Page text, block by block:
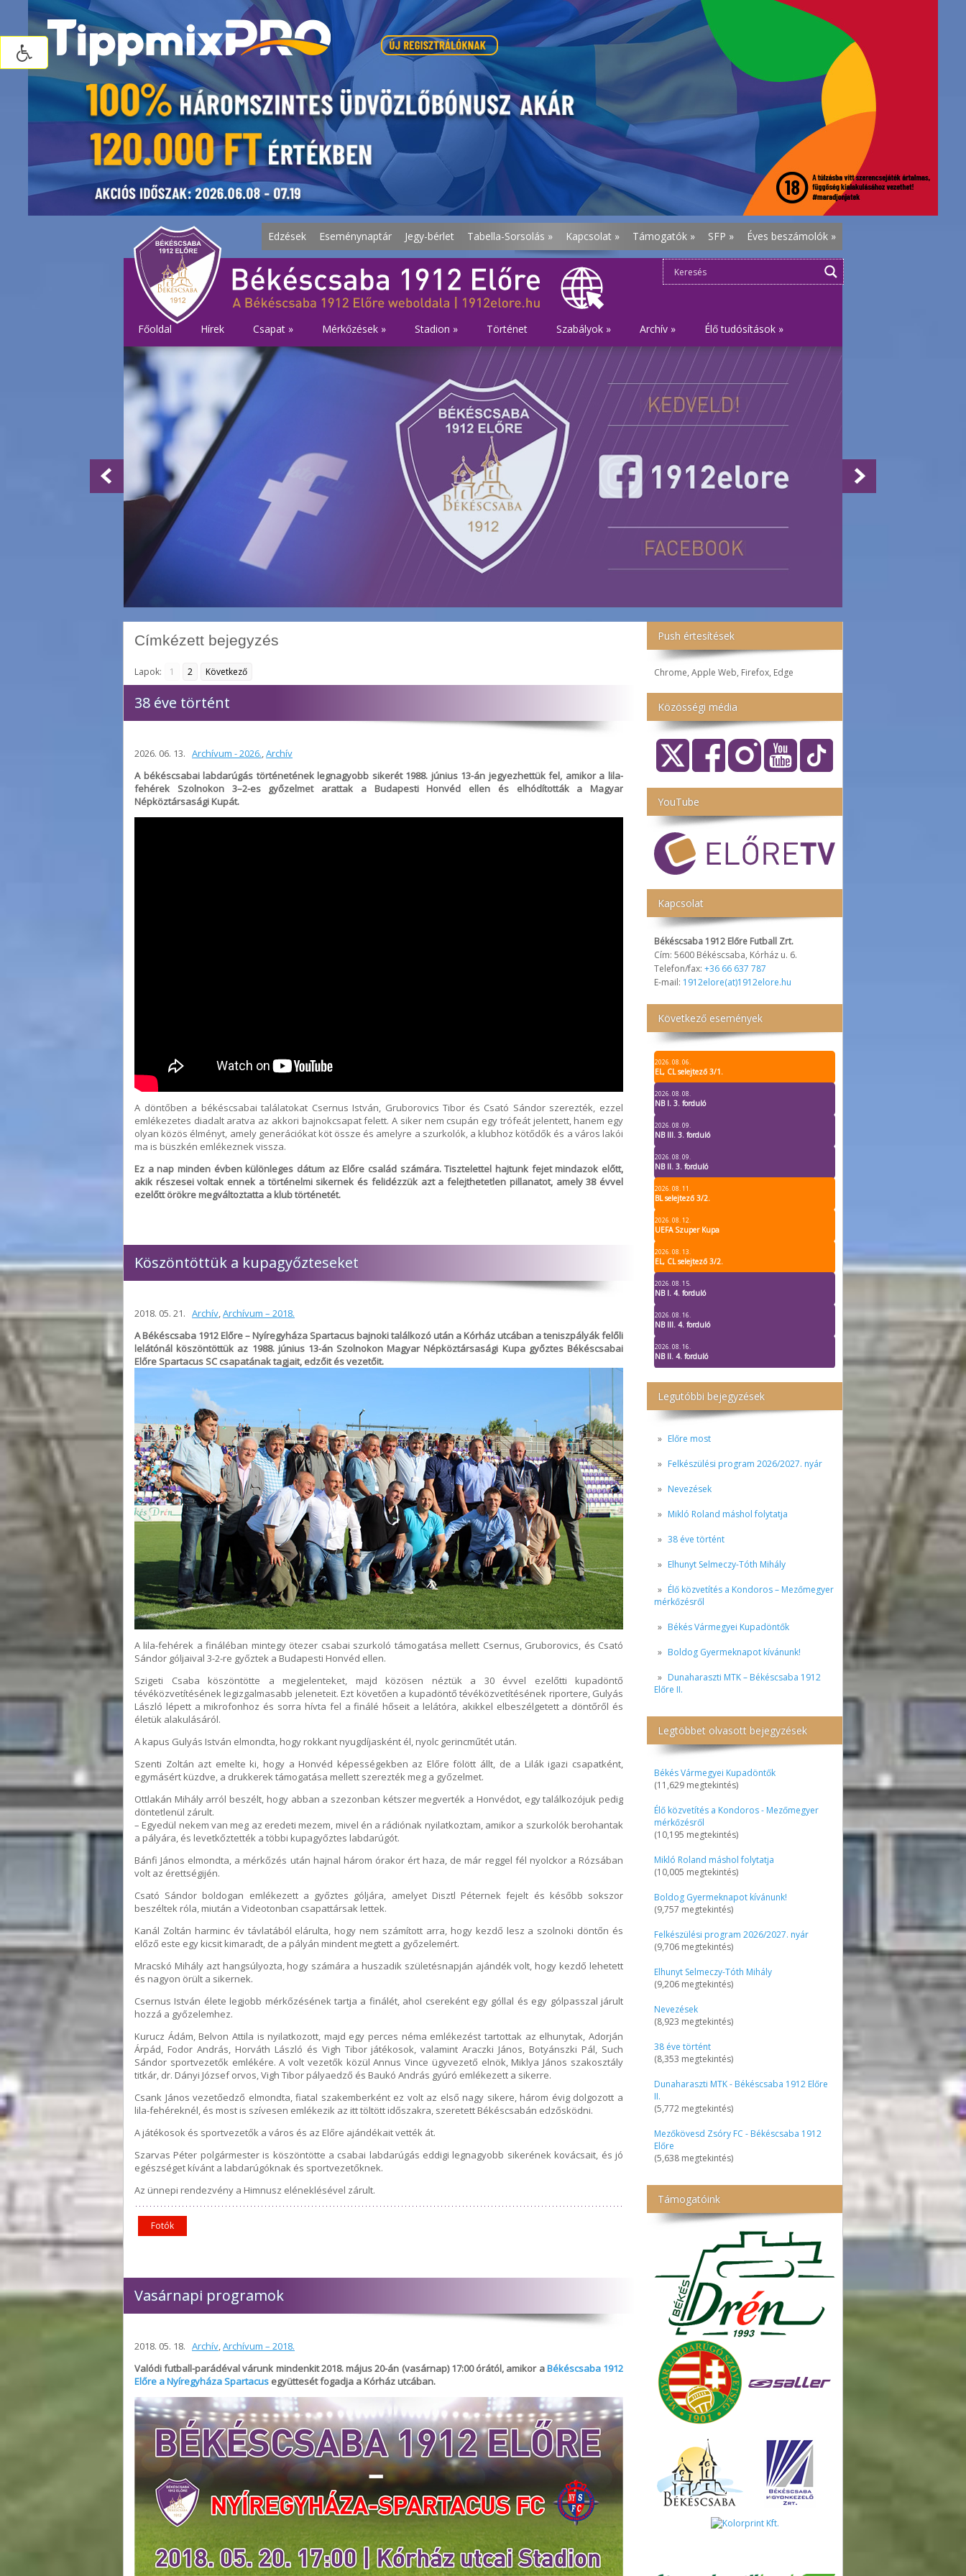
Edzések Eseménynaptár Jegy-bérlet Tabella-Sorsolás » Kapcsolat » Támogatók » SFP » Éves beszámolók »
Főoldal Hírek Csapat » Mérkőzések » Stadion » Történet Szabályok » Archív » Élő tudósítások »
Push értesítések
Chrome, Apple Web, Firefox, Edge
Közösségi média
YouTube
Kapcsolat
Békéscsaba 1912 Előre Futball Zrt.
Cím: 5600 Békéscsaba, Kórház u. 6.
Telefon/fax: +36 66 637 787
E-mail: 1912elore(at)1912elore.hu
Következő események
2026. 08. 06.
EL, CL selejtező 3/1.
2026. 08. 08.
NB I. 3. forduló
2026. 08. 09.
NB III. 3. forduló
2026. 08. 09.
NB II. 3. forduló
2026. 08. 11.
BL selejtező 3/2.
2026. 08. 12.
UEFA Szuper Kupa
2026. 08. 13.
EL, CL selejtező 3/2.
2026. 08. 15.
NB I. 4. forduló
2026. 08. 16.
NB III. 4. forduló
2026. 08. 16.
NB II. 4. forduló
Legutóbbi bejegyzések
Előre most
Felkészülési program 2026/2027. nyár
Nevezések
Mikló Roland máshol folytatja
38 éve történt
Elhunyt Selmeczy-Tóth Mihály
Élő közvetítés a Kondoros – Mezőmegyer
mérkőzésről
Békés Vármegyei Kupadöntők
Boldog Gyermeknapot kívánunk!
Dunaharaszti MTK – Békéscsaba 1912
Előre II.
Legtöbbet olvasott bejegyzések
Békés Vármegyei Kupadöntők
(11,629 megtekintés)
Élő közvetítés a Kondoros - Mezőmegyer
mérkőzésről
(10,195 megtekintés)
Mikló Roland máshol folytatja
(10,005 megtekintés)
Boldog Gyermeknapot kívánunk!
(9,757 megtekintés)
Felkészülési program 2026/2027. nyár
(9,706 megtekintés)
Elhunyt Selmeczy-Tóth Mihály
(9,206 megtekintés)
Nevezések
(8,923 megtekintés)
38 éve történt
(8,353 megtekintés)
Dunaharaszti MTK - Békéscsaba 1912 Előre
II.
(5,772 megtekintés)
Mezőkövesd Zsóry FC - Békéscsaba 1912
Előre
(5,638 megtekintés)
Támogatóink
Címkézett bejegyzés
Lapok: 1 2 Következő
38 éve történt
2026. 06. 13. Archívum - 2026.,Archív
A békéscsabai labdarúgás történetének legnagyobb sikerét 1988. június 13-án jegyezhettük fel, amikor a lila-
fehérek Szolnokon 3–2-es győzelmet arattak a Budapesti Honvéd ellen és elhódították a Magyar
Népköztársasági Kupát.
A döntőben a békéscsabai találatokat Csernus István, Gruborovics Tibor és Csató Sándor szerezték, ezzel
emlékezetes diadalt aratva az akkori bajnokcsapat felett. A siker nem csupán egy trófeát jelentett, hanem egy
olyan közös élményt, amely generációkat köt össze és amelyre a szurkolók, a klubhoz kötődők és a város lakói
ma is büszkén emlékeznek vissza.
Ez a nap minden évben különleges dátum az Előre család számára. Tisztelettel hajtunk fejet mindazok előtt,
akik részesei voltak ennek a történelmi sikernek és felidézzük azt a felejthetetlen pillanatot, amely 38 évvel
ezelőtt örökre megváltoztatta a klub történetét.
Köszöntöttük a kupagyőzteseket
2018. 05. 21. Archív,Archívum – 2018.
A Békéscsaba 1912 Előre – Nyíregyháza Spartacus bajnoki találkozó után a Kórház utcában a teniszpályák felőli
lelátónál köszöntöttük az 1988. június 13-án Szolnokon Magyar Népköztársasági Kupa győztes Békéscsabai
Előre Spartacus SC csapatának tagjait, edzőit és vezetőit.
A lila-fehérek a fináléban mintegy ötezer csabai szurkoló támogatása mellett Csernus, Gruborovics, és Csató
Sándor góljaival 3-2-re győztek a Budapesti Honvéd ellen.
Szigeti Csaba köszöntötte a megjelenteket, majd közösen néztük a 30 évvel ezelőtti kupadöntő
tévéközvetítésének legizgalmasabb jeleneteit. Ezt követően a kupadöntő tévéközvetítésének riportere, Gulyás
László lépett a mikrofonhoz és sorra hívta fel a finálé hőseit a lelátóra, akikkel elbeszélgetett a döntőről és
életük alakulásáról.
A kapus Gulyás István elmondta, hogy rokkant nyugdíjasként él, nyolc gerincműtét után.
Szenti Zoltán azt emelte ki, hogy a Honvéd képességekben az Előre fölött állt, de a Lilák igazi csapatként,
egymásért küzdve, a drukkerek támogatása mellett szerezték meg a győzelmet.
Ottlakán Mihály arról beszélt, hogy abban a szezonban kétszer megverték a Honvédot, egy találkozójuk pedig
döntetlenül zárult.
– Egyedül nekem van meg az eredeti mezem, mivel én a rádiónak nyilatkoztam, amikor a szurkolók berohantak
a pályára, és levetkőztették a többi kupagyőztes labdarúgót.
Bánfi János elmondta, a mérkőzés után hajnal három órakor ért haza, de már reggel fél nyolckor a Rózsában
volt az érettségijén.
Csató Sándor boldogan emlékezett a győztes góljára, amelyet Disztl Péternek fejelt és később sokszor
beszéltek róla, miután a Videotonban csapattársak lettek.
Kanál Zoltán harminc év távlatából elárulta, hogy nem számított arra, hogy kezdő lesz a szolnoki döntőn és
előző este egy kicsit kimaradt, de a pályán mindent megtett a győzelemért.
Mracskó Mihály azt hangsúlyozta, hogy számára a huszadik születésnapján ajándék volt, hogy kezdő lehetett
és nagyon örült a sikernek.
Csernus István élete legjobb mérkőzésének tartja a finálét, ahol csereként egy góllal és egy gólpasszal járult
hozzá a győzelemhez.
Kurucz Ádám, Belvon Attila is nyilatkozott, majd egy perces néma emlékezést tartottak az elhunytak, Adorján
Árpád, Fodor András, Horváth László és Vigh Tibor játékosok, valamint Araczki János, Botyánszki Pál, Such
Sándor sportvezetők emlékére. A volt vezetők közül Annus Vince ügyvezető elnök, Miklya János szakosztály
titkár, dr. Dányi József orvos, Vigh Tibor pályaedző és Baukó András gyúró emlékezett a sikerre.
Csank János vezetőedző elmondta, fiatal szakemberként ez volt az első nagy sikere, három évig dolgozott a
lila-fehéreknél, és most is szívesen emlékezik az itt töltött időszakra, szeretett Békéscsabán edzősködni.
A játékosok és sportvezetők a város és az Előre ajándékait vették át.
Szarvas Péter polgármester is köszöntötte a csabai labdarúgás eddigi legnagyobb sikerének kovácsait, és jó
egészséget kívánt a labdarúgóknak és sportvezetőknek.
Az ünnepi rendezvény a Himnusz eléneklésével zárult.
Fotók
Vasárnapi programok
2018. 05. 18. Archív,Archívum – 2018.
Valódi futball-parádéval várunk mindenkit 2018. május 20-án (vasárnap) 17:00 órától, amikor aBékéscsaba 1912
Előre a Nyíregyháza Spartacus együttesét fogadja a Kórház utcában.